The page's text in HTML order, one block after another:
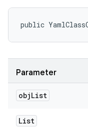
public
Parameter
objList
List